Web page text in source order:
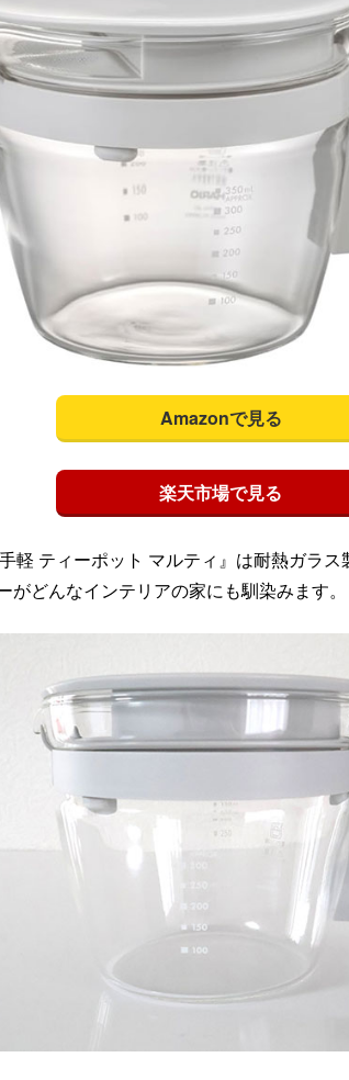
Amazonで見る
楽天市場で見る
軽 ティーポット マルティ』は耐熱ガラ
がどんなインテリアの家にも馴染みます。